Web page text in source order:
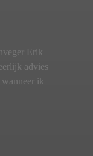
Erik
advies
ik